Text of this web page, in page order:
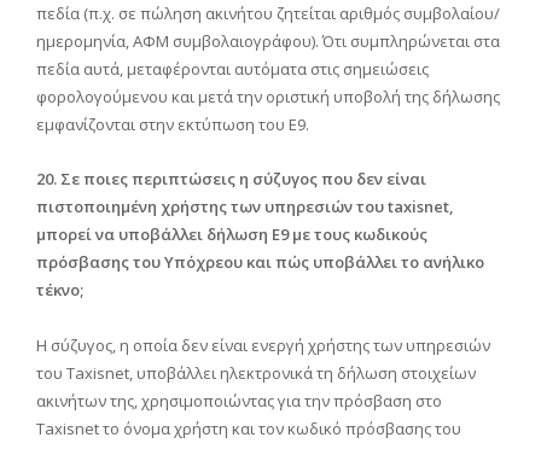
πεδία (π.χ. σε πώληση ακινήτου ζητείται αριθμός συμβολαίου/
ημερομηνία, ΑΦΜ συμβολαιογράφου). Ότι συμπληρώνεται στα
πεδία αυτά, μεταφέρονται αυτόματα στις σημειώσεις
φορολογούμενου και μετά την οριστική υποβολή της δήλωσης
εμφανίζονται στην εκτύπωση του Ε9.
20. Σε ποιες περιπτώσεις η σύζυγος που δεν είναι
πιστοποιημένη χρήστης των υπηρεσιών του taxisnet,
μπορεί να υποβάλλει δήλωση Ε9 με τους κωδικούς
πρόσβασης του Υπόχρεου και πώς υποβάλλει το ανήλικο
τέκνο;
Η σύζυγος, η οποία δεν είναι ενεργή χρήστης των υπηρεσιών
του Taxisnet, υποβάλλει ηλεκτρονικά τη δήλωση στοιχείων
ακινήτων της, χρησιμοποιώντας για την πρόσβαση στο
Taxisnet το όνομα χρήστη και τον κωδικό πρόσβασης του